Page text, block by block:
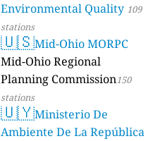
Environmental Quality 109
stations
🇺🇸Mid-Ohio MORPC
Mid-Ohio Regional
Planning Commission150
stations
🇺🇾Ministerio De
Ambiente De La República